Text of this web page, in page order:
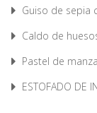
Guiso de sepia
Caldo de
Pastel de
ESTOFADO DE